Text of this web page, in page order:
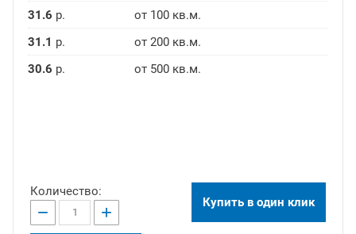
31.6 р.
от 100 кв.м.
31.1 р.
от 200 кв.м.
30.6 р. от 500 кв.м.
Количество:
− + Купить в один клик